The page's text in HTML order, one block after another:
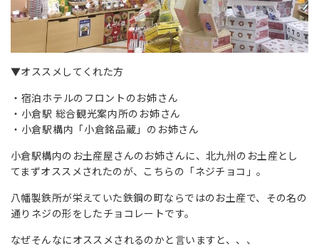
▼オススメしてくれた方
宿泊ホテルのフロントのお姉さん
小倉駅 総合観光案内所のお姉さん
小倉駅構内「小倉銘品蔵」のお姉さん
小倉駅構内のお土産屋さんのお姉さんに、北九州のお土産とし
てまずオススメされたのが、こちらの「ネジチョコ」。
八幡製鉄所が栄えていた鉄鋼の町ならではのお土産で、その名の
通りネジの形をしたチョコレートです。
なぜそんなにオススメされるのかと言いますと、、、